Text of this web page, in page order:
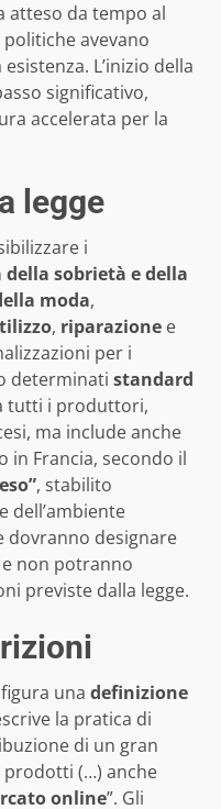
atteso da tempo al
avevano
L’inizio della
significativo,
accelerata per la
legge
i
sobrietà e della
moda,
, riparazione e
per i
determinati standard
tutti i produttori,
ma include anche
in Francia, secondo il
, stabilito
dell’ambiente
dovranno designare
non potranno
previste dalla legge.
una definizione
la pratica di
di un gran
(…) anche
online”. Gli